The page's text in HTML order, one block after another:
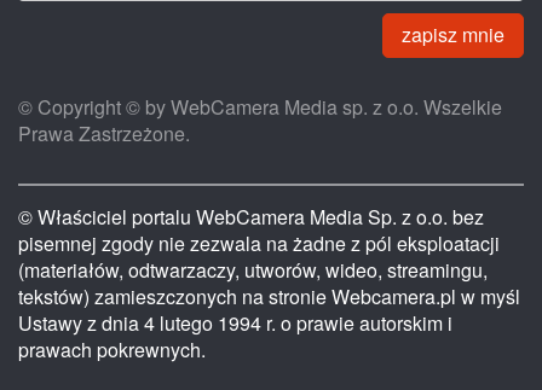
zapisz mnie
© Copyright © by WebCamera Media sp. z o.o. Wszelkie
Prawa Zastrzeżone.
© Właściciel portalu WebCamera Media Sp. z o.o. bez
pisemnej zgody nie zezwala na żadne z pól eksploatacji
(materiałów, odtwarzaczy, utworów, wideo, streamingu,
tekstów) zamieszczonych na stronie Webcamera.pl w myśl
Ustawy z dnia 4 lutego 1994 r. o prawie autorskim i
prawach pokrewnych.